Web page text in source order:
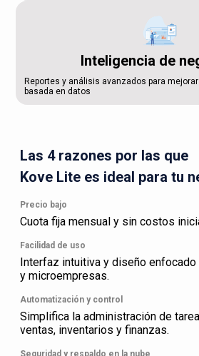
Inteligencia de
Reportes y análisis avanzados para
basada en datos
Las 4 razones por las que
Kove Lite es ideal para tu
Precio bajo
Cuota fija mensual y sin costos
Facilidad de uso
Interfaz intuitiva y diseño
y microempresas.
Automatización y control
Simplifica la administración de
ventas, inventarios y finanzas.
Seguridad y respaldo en la nube